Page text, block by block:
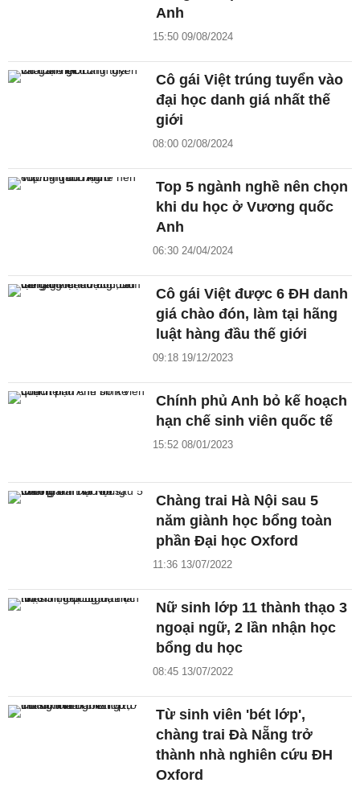
Anh
15:50 09/08/2024
Cô gái Việt trúng tuyển vào
đại học danh giá nhất thế
giới
08:00 02/08/2024
Top 5 ngành nghề nên chọn
khi du học ở Vương quốc
Anh
06:30 24/04/2024
Cô gái Việt được 6 ĐH danh
giá chào đón, làm tại hãng
luật hàng đầu thế giới
09:18 19/12/2023
Chính phủ Anh bỏ kế hoạch
hạn chế sinh viên quốc tế
15:52 08/01/2023
Chàng trai Hà Nội sau 5
năm giành học bổng toàn
phần Đại học Oxford
11:36 13/07/2022
Nữ sinh lớp 11 thành thạo 3
ngoại ngữ, 2 lần nhận học
bổng du học
08:45 13/07/2022
Từ sinh viên 'bét lớp',
chàng trai Đà Nẵng trở
thành nhà nghiên cứu ĐH
Oxford